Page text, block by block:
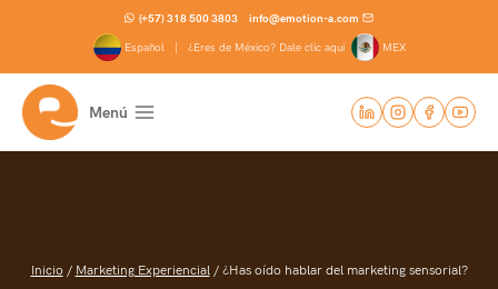
(+57) 318 500 3803 info@emotion-a.com
Español | ¿Eres de México? Dale clic aquí MEX
Menú
Inicio / Marketing Experiencial / ¿Has oído hablar del marketing sensorial?